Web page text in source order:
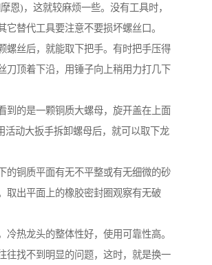
恩)，这就较麻烦一些。没有工具时，
它替代工具要注意不要损坏螺丝口。
螺丝后，就能取下把手。有时把手压得
刀顶着下沿，用锤子向上稍用力打几下
到的是一颗铜质大螺母，旋开盖在上面
活动大扳手拆卸螺母后，就可以取下龙
的铜质平面有无不平整或有无细微的砂
取出平面上的橡胶密封圈观察有无破
冷热龙头的整体性好，使用可靠性高。
往找不到明显的问题，这时，就是换一